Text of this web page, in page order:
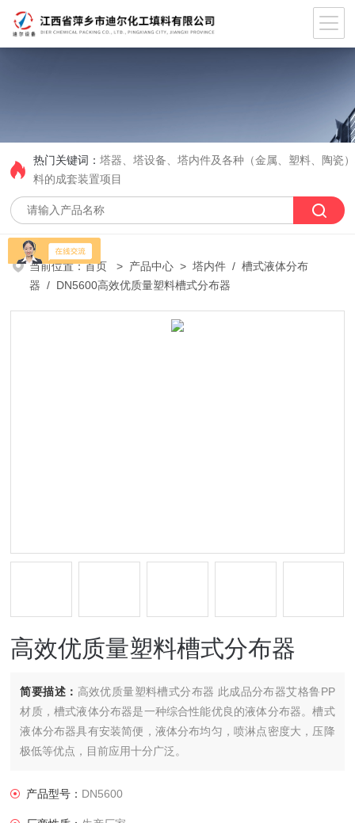
热门关键词：塔器、塔设备、塔内件及各种（金属、塑料、陶瓷
料的成套装置项目
当前位置：首页 > 产品中心 >塔内件 /槽式液体分布
器 / DN5600高效优质量塑料槽式分布器
高效优质量塑料槽式分布器
简要描述： 高效优质量塑料槽式分布器 此成品分布器艾格鲁PP
材质，槽式液体分布器是一种综合性能优良的液体分布器。槽式
液体分布器具有安装简便，液体分布均匀，喷淋点密度大，压降
极低等优点，目前应用十分广泛。
产品型号： DN5600